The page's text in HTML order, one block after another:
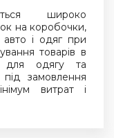
широко
на коробочки,
і одяг при
товарів в
для одягу та
під замовлення
витрат і